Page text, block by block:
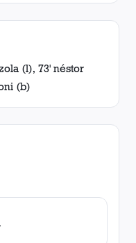
(l), 73' néstor
(b)